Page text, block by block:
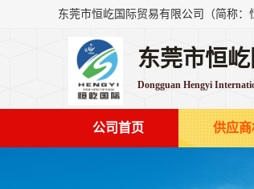
东莞市恒
Dongguan Hengyi
公司首页 供应商